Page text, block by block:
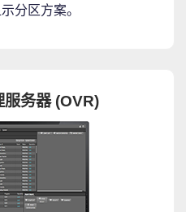
分区方案。
服务器 (OVR)